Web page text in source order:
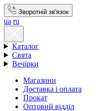
Зворотній зв'язок
ua ru
Каталог
Свята
Вечірки
Магазини
Доставка і оплата
Прокат
Оптовий відділ